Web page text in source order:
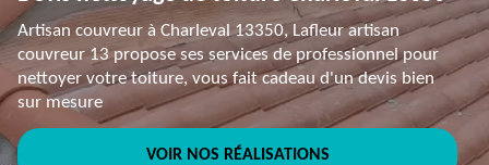
Artisan couvreur à Charleval 13350, Lafleur artisan
couvreur 13 propose ses services de professionnel pour
nettoyer votre toiture, vous fait cadeau d'un devis bien
sur mesure
VOIR NOS RÉALISATIONS